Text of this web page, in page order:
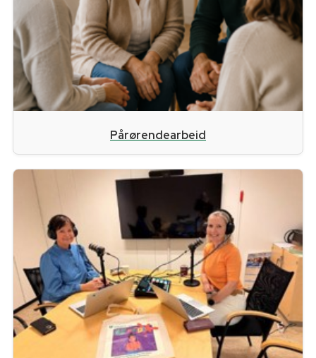
Pårørendearbeid